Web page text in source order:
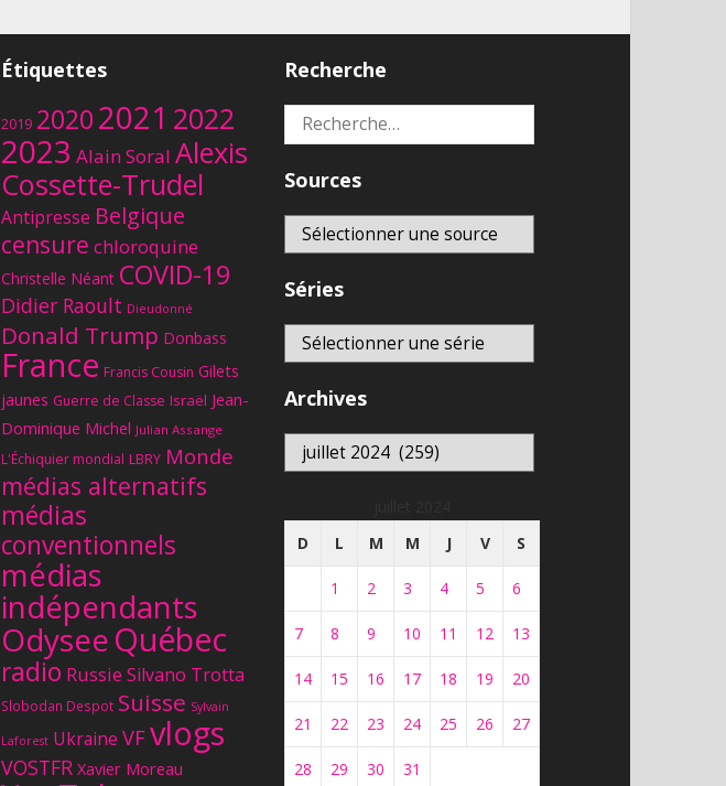
Étiquettes
2019 20202021 2022
2023 Alain Soral Alexis
Cossette-Trudel
Antipresse Belgique
censure chloroquine
Christelle Néant COVID-19
Didier Raoult Dieudonné
Donald Trump Donbass
France Francis Cousin Gilets
jaunes Guerre de Classe Israël Jean-
Dominique Michel Julian Assange
L'Échiquier mondial LBRY Monde
médias alternatifs
médias
conventionnels
médias
indépendants
OdyseeQuébec
radio Russie Silvano Trotta
Slobodan Despot Suisse Sylvain
Laforest Ukraine VFvlogs
VOSTFR Xavier Moreau
Recherche
Rechercher :
Sources
Séries
Archives
Archives
D
L M M J V S
1 2 3 4 5 6
7 8 9 10 11 12 13
14 15 16 17 18 19 20
21 22 23 24 25 26 27
28 29 30 31